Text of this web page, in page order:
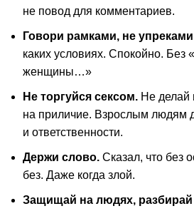
не повод для комментариев.
Говори рамками, не
каких условиях. Спокойно. Без
женщины…»
Не торгуйся сексом. Не делай
на приличие. Взрослым людям
и ответственности.
Держи слово. Сказал, что без
без. Даже когда злой.
Защищай на людях, разбирай